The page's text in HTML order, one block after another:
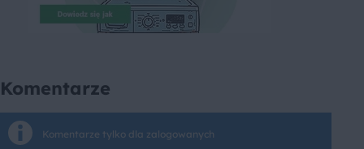
Komentarze
Komentarze tylko dla zalogowanych